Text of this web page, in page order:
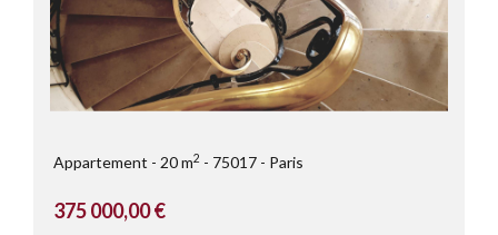
Appartement 20 m2 75017 Paris
375 000,00 €